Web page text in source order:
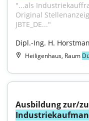
"...als
Original
JBTE_DE..."
Dipl.-Ing. H.
Heiligenhaus, Raum